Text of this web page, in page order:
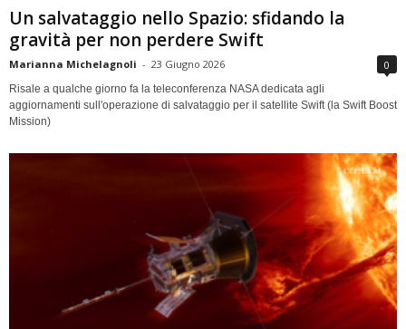
Un salvataggio nello Spazio: sfidando la
gravità per non perdere Swift
Marianna Michelagnoli - 23 Giugno 2026 0
Risale a qualche giorno fa la teleconferenza NASA dedicata agli
aggiornamenti sull'operazione di salvataggio per il satellite Swift (la Swift Boost
Mission)